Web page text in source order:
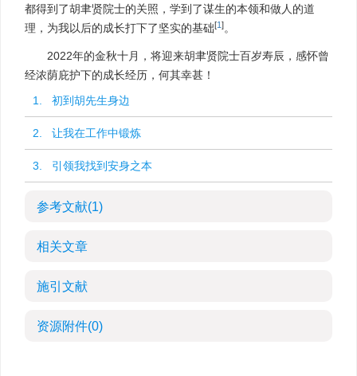
都得到了胡聿贤院士的关照，学到了谋生的本领和做人的道
理，为我以后的成长打下了坚实的基础[1]。
2022年的金秋十月，将迎来胡聿贤院士百岁寿辰，感怀曾
经浓荫庇护下的成长经历，何其幸甚！
1. 初到胡先生身边
2. 让我在工作中锻炼
3. 引领我找到安身之本
参考文献(1)
相关文章
施引文献
资源附件(0)